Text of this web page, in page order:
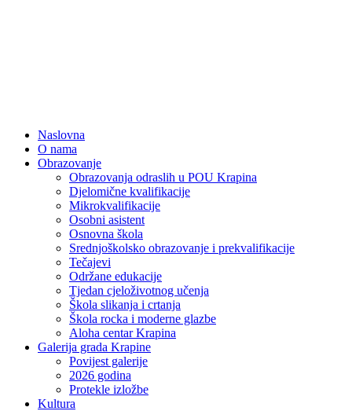
Naslovna
O nama
Obrazovanje
Obrazovanja odraslih u POU Krapina
Djelomične kvalifikacije
Mikrokvalifikacije
Osobni asistent
Osnovna škola
Srednjoškolsko obrazovanje i prekvalifikacije
Tečajevi
Održane edukacije
Tjedan cjeloživotnog učenja
Škola slikanja i crtanja
Škola rocka i moderne glazbe
Aloha centar Krapina
Galerija grada Krapine
Povijest galerije
2026 godina
Protekle izložbe
Kultura